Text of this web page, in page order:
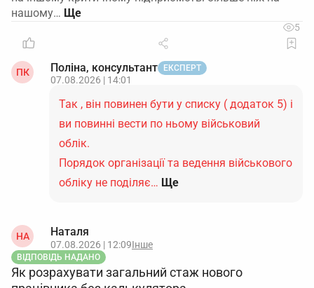
нашому…
5
ПК Поліна, консультант ЕКСПЕРТ
07.08.2026 | 14:01
Так , він повинен бути у списку ( додаток 5) і
ви повинні вести по ньому військовий
облік.
Порядок організації та ведення військового
обліку не поділяє… Ще
НА Наталя
07.08.2026 | 12:09Інше
ВІДПОВІДЬ НАДАНО
Як розрахувати загальний стаж нового